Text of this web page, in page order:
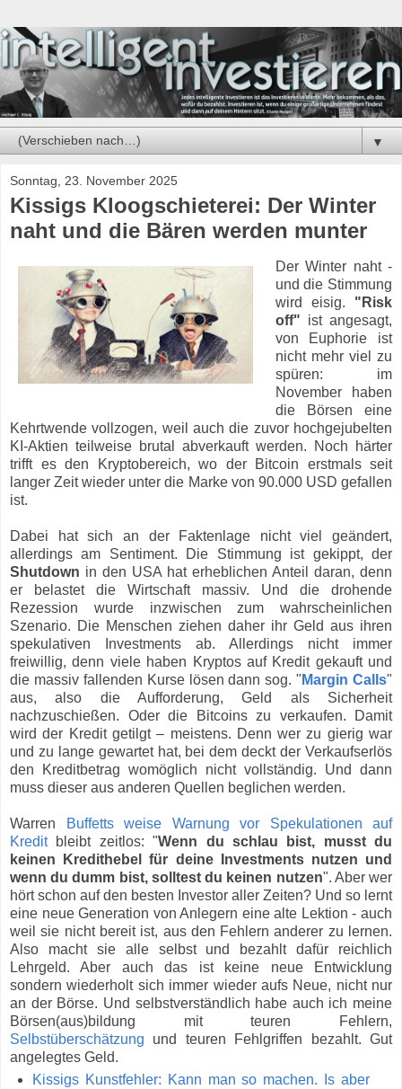
▼
Sonntag, 23. November 2025
Kissigs Kloogschieterei: Der Winter
naht und die Bären werden munter
Der Winter naht -
und die Stimmung
wird eisig. "Risk
off" ist angesagt,
von Euphorie ist
nicht mehr viel zu
spüren: im
November haben
die Börsen eine
Kehrtwende vollzogen, weil auch die zuvor hochgejubelten
KI-Aktien teilweise brutal abverkauft werden. Noch härter
trifft es den Kryptobereich, wo der Bitcoin erstmals seit
langer Zeit wieder unter die Marke von 90.000 USD gefallen
ist.
Dabei hat sich an der Faktenlage nicht viel geändert,
allerdings am Sentiment. Die Stimmung ist gekippt, der
Shutdown in den USA hat erheblichen Anteil daran, denn
er belastet die Wirtschaft massiv. Und die drohende
Rezession wurde inzwischen zum wahrscheinlichen
Szenario. Die Menschen ziehen daher ihr Geld aus ihren
spekulativen Investments ab. Allerdings nicht immer
freiwillig, denn viele haben Kryptos auf Kredit gekauft und
die massiv fallenden Kurse lösen dann sog. " Margin Calls"
aus, also die Aufforderung, Geld als Sicherheit
nachzuschießen. Oder die Bitcoins zu verkaufen. Damit
wird der Kredit getilgt – meistens. Denn wer zu gierig war
und zu lange gewartet hat, bei dem deckt der Verkaufserlös
den Kreditbetrag womöglich nicht vollständig. Und dann
muss dieser aus anderen Quellen beglichen werden.
Warren
Buffetts weise Warnung vor Spekulationen auf
Kreditbleibt zeitlos: "Wenn du schlau bist, musst du
keinen Kredithebel für deine Investments nutzen und
wenn du dumm bist, solltest du keinen nutzen". Aber wer
hört schon auf den besten Investor aller Zeiten? Und so lernt
eine neue Generation von Anlegern eine alte Lektion - auch
weil sie nicht bereit ist, aus den Fehlern anderer zu lernen.
Also macht sie alle selbst und bezahlt dafür reichlich
Lehrgeld. Aber auch das ist keine neue Entwicklung
sondern wiederholt sich immer wieder aufs Neue, nicht nur
an der Börse. Und selbstverständlich habe auch ich meine
Börsen(aus)bildung mit teuren Fehlern,
Selbstüberschätzung und teuren Fehlgriffen bezahlt. Gut
angelegtes Geld.
Kissigs Kunstfehler: Kann man so machen. Is aber